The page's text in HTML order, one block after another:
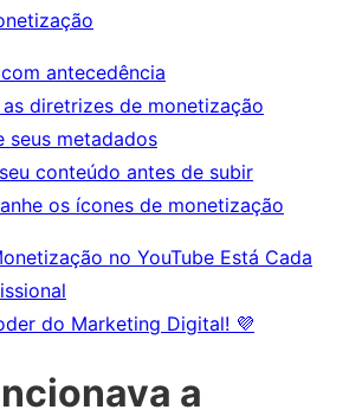
com antecedência
diretrizes de monetização
seus metadados
conteúdo antes de subir
os ícones de monetização
no YouTube Está Cada
do Marketing Digital! 💜
a